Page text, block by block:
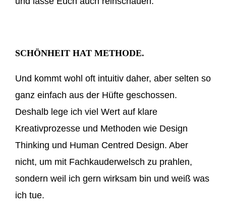
SCHÖNHEIT HAT METHODE.
Und kommt wohl oft intuitiv daher, aber selten so
ganz einfach aus der Hüfte geschossen.
Deshalb lege ich viel Wert auf klare
Kreativprozesse und Methoden wie Design
Thinking und Human Centred Design. Aber
nicht, um mit Fachkauderwelsch zu prahlen,
sondern weil ich gern wirksam bin und weiß was
ich tue.